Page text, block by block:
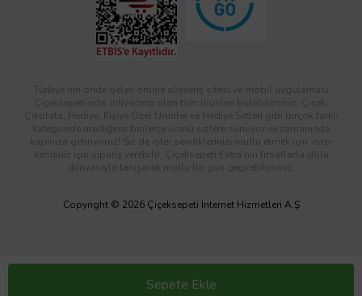
Sepete Ekle
Türkiye’nin önde gelen online alışveriş sitesi ve mobil uygulaması
Çiçeksepeti’nde, ihtiyacınız olan tüm ürünleri bulabilirsiniz. Çiçek,
Çikolata, Hediye, Kişiye Özel Ürünler ve Hediye Setleri gibi birçok farklı
kategoride aradığınız binlerce ürünü sizlere sunuyor ve zamanında
kapınıza getiriyoruz! Siz de ister sevdiklerinizi mutlu etmek için, ister
kendiniz için sipariş verebilir; Çiçeksepeti Extra’nın fırsatlarla dolu
dünyasıyla tanışarak mutlu bir gün geçirebilirsiniz.
Copyright © 2026 Çiçeksepeti İnternet Hizmetleri A.Ş